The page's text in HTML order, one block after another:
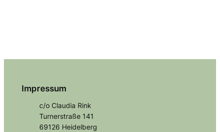
Impressum
c/o Claudia Rink
Turnerstraße 141
69126 Heidelberg